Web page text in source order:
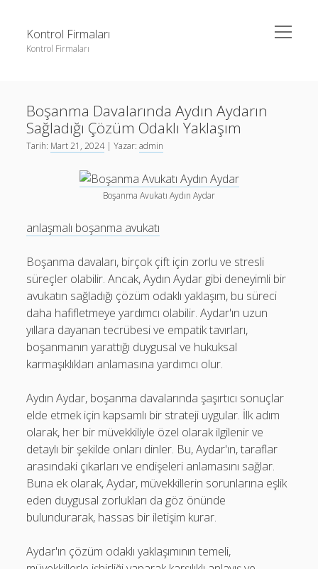
Kontrol Firmaları
Kontrol Firmaları
menüyü
aç
Liste
Sayfa Listesi
Youtube Dislike Arttırma Parasız
3 milyon takipçi ne kadar para alıyor
Sayfa Listesi
Youtube Dislike Arttırma Parasız
Boşanma Davalarında Aydın Aydarın
Sağladığı Çözüm Odaklı Yaklaşım
Tarih: Mart 21, 2024| Yazar:admin
Boşanma Avukatı Aydın Aydar
anlaşmalı boşanma avukatı
Boşanma davaları, birçok çift için zorlu ve stresli
süreçler olabilir. Ancak, Aydın Aydar gibi deneyimli bir
avukatın sağladığı çözüm odaklı yaklaşım, bu süreci
daha hafifletmeye yardımcı olabilir. Aydar'ın uzun
yıllara dayanan tecrübesi ve empatik tavırları,
boşanmanın yarattığı duygusal ve hukuksal
karmaşıklıkları anlamasına yardımcı olur.
Aydın Aydar, boşanma davalarında şaşırtıcı sonuçlar
elde etmek için kapsamlı bir strateji uygular. İlk adım
olarak, her bir müvekkiliyle özel olarak ilgilenir ve
detaylı bir şekilde onları dinler. Bu, Aydar'ın, taraflar
arasındaki çıkarları ve endişeleri anlamasını sağlar.
Buna ek olarak, Aydar, müvekkillerin sorunlarına eşlik
eden duygusal zorlukları da göz önünde
bulundurarak, hassas bir iletişim kurar.
Aydar'ın çözüm odaklı yaklaşımının temeli,